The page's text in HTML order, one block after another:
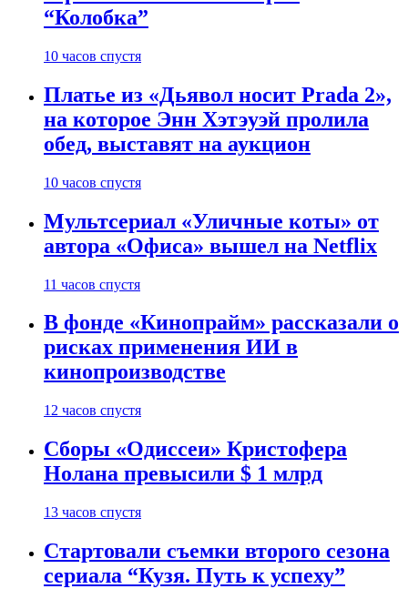
“Колобка”
10 часов спустя
Платье из «Дьявол носит Prada 2»,
на которое Энн Хэтэуэй пролила
обед, выставят на аукцион
10 часов спустя
Мультсериал «Уличные коты» от
автора «Офиса» вышел на Netflix
11 часов спустя
В фонде «Кинопрайм» рассказали о
рисках применения ИИ в
кинопроизводстве
12 часов спустя
Сборы «Одиссеи» Кристофера
Нолана превысили $ 1 млрд
13 часов спустя
Стартовали съемки второго сезона
сериала “Кузя. Путь к успеху”